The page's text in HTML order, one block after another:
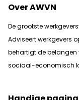
Over AWVN
De grootste
Adviseert werkgevers
behartigt de belangen
sociaal-economisch